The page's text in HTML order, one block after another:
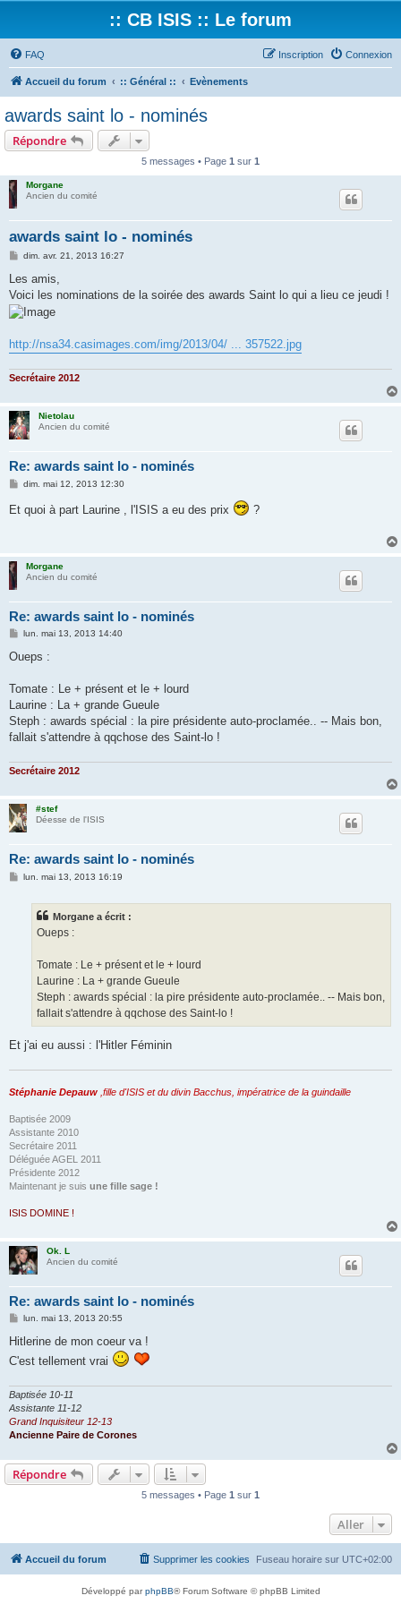
:: CB ISIS :: Le forum
FAQ Connexion
Inscription
Accueil du forum :: Général :: Evènements
awards saint lo - nominés
Répondre
5 messages • Page 1 sur 1
Morgane
Ancien du comité
awards saint lo - nominés
M
s
a
g
e
dim. avr. 21, 2013 16:27
Les amis,
Voici les nominations de la soirée des awards Saint lo qui a lieu ce jeudi !
http://nsa34.casimages.com/img/2013/04/ ... 357522.jpg
Secrétaire 2012
Nietolau
Ancien du comité
Re: awards saint lo - nominés
M
s
s
dim. mai 12, 2013 12:30
Et quoi à part Laurine , l'ISIS a eu des prix ?
Morgane
Ancien du comité
Re: awards saint lo - nominés
M
s
g
lun. mai 13, 2013 14:40
Oueps :
Tomate : Le + présent et le + lourd
Laurine : La + grande Gueule
Steph : awards spécial : la pire présidente auto-proclamée.. -- Mais bon,
fallait s'attendre à qqchose des Saint-lo !
Secrétaire 2012
#stef
Déesse de l'ISIS
Re: awards saint lo - nominés
Mlun. mai 13, 2013 16:19
Morgane a écrit :
Oueps :
Tomate : Le + présent et le + lourd
Laurine : La + grande Gueule
Steph : awards spécial : la pire présidente auto-proclamée.. -- Mais bon,
fallait s'attendre à qqchose des Saint-lo !
Et j'ai eu aussi : l'Hitler Féminin
Stéphanie Depauw ,fille d'ISIS et du divin Bacchus, impératrice de la guindaille
Baptisée 2009
Assistante 2010
Secrétaire 2011
Déléguée AGEL 2011
Présidente 2012
Maintenant je suis une fille sage !
ISIS DOMINE !
Ok. L
Ancien du comité
Re: awards saint lo - nominés
M
s
a
lun. mai 13, 2013 20:55
Hitlerine de mon coeur va !
C'est tellement vrai
Baptisée 10-11
Assistante 11-12
Grand Inquisiteur 12-13
Ancienne Paire de Corones
Répondre
5 messages • Page 1 sur 1
Aller
Accueil du forum Fuseau horaire sur UTC+02:00
Supprimer les cookies
Développé parphpBB® Forum Software © phpBB Limited